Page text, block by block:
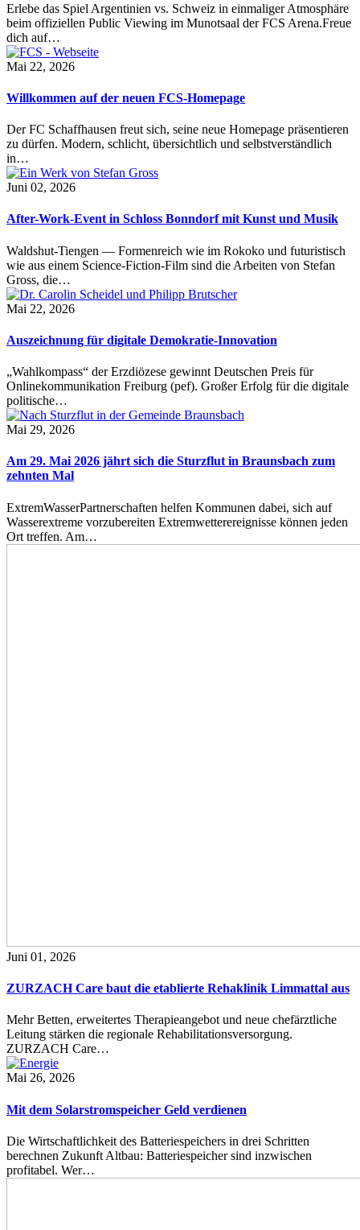
Erlebe das Spiel Argentinien vs. Schweiz in einmaliger Atmosphäre
beim offiziellen Public Viewing im Munotsaal der FCS Arena.Freue
dich auf…
Mai 22, 2026
Willkommen auf der neuen FCS-Homepage
Der FC Schaffhausen freut sich, seine neue Homepage präsentieren
zu dürfen. Modern, schlicht, übersichtlich und selbstverständlich
in…
Juni 02, 2026
After-Work-Event in Schloss Bonndorf mit Kunst und Musik
Waldshut-Tiengen — Formenreich wie im Rokoko und futuristisch
wie aus einem Science-Fiction-Film sind die Arbeiten von Stefan
Gross, die…
Mai 22, 2026
Auszeichnung für digitale Demokratie-Innovation
„Wahlkompass“ der Erzdiözese gewinnt Deutschen Preis für
Onlinekommunikation Freiburg (pef). Großer Erfolg für die digitale
politische…
Mai 29, 2026
Am 29. Mai 2026 jährt sich die Sturzflut in Braunsbach zum
zehnten Mal
ExtremWasserPartnerschaften helfen Kommunen dabei, sich auf
Wasserextreme vorzubereiten Extremwetterereignisse können jeden
Ort treffen. Am…
Juni 01, 2026
ZURZACH Care baut die etablierte Rehaklinik Limmattal aus
Mehr Betten, erweitertes Therapieangebot und neue chefärztliche
Leitung stärken die regionale Rehabilitationsversorgung.
ZURZACH Care…
Mai 26, 2026
Mit dem Solarstromspeicher Geld verdienen
Die Wirtschaftlichkeit des Batteriespeichers in drei Schritten
berechnen Zukunft Altbau: Batteriespeicher sind inzwischen
profitabel. Wer…